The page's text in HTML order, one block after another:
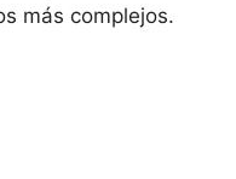
más complejos.